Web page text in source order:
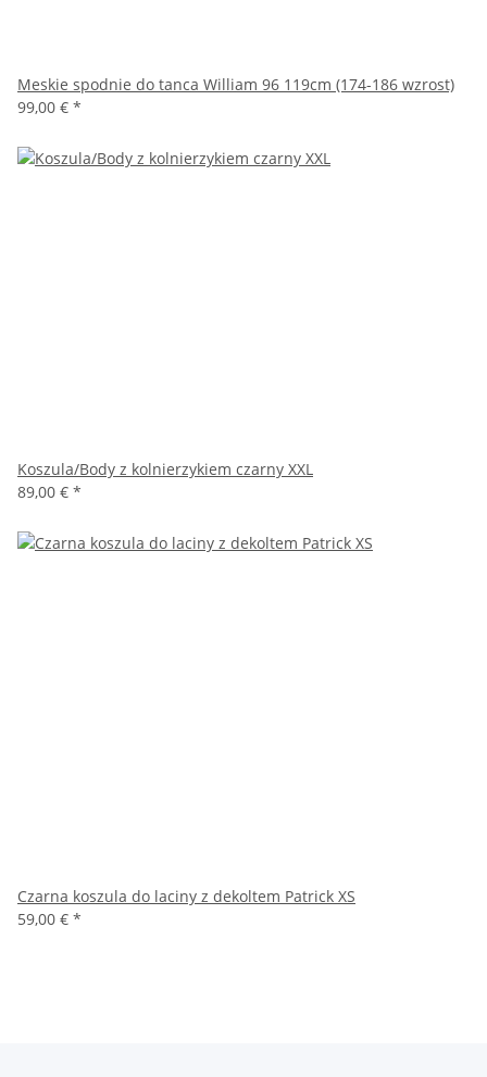
Meskie spodnie do tanca William 96 119cm (174-186 wzrost)
99,00 € *
Koszula/Body z kolnierzykiem czarny XXL
89,00 € *
Czarna koszula do laciny z dekoltem Patrick XS
59,00 € *